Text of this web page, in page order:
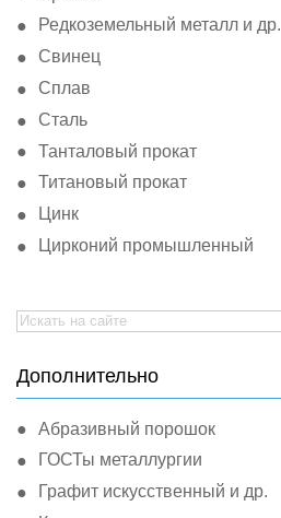
Редкоземельный металл и др.
Свинец
Сплав
Сталь
Танталовый прокат
Титановый прокат
Цинк
Цирконий промышленный
Search
for:
Дополнительно
Абразивный порошок
ГОСТы металлургии
Графит искусственный и др.